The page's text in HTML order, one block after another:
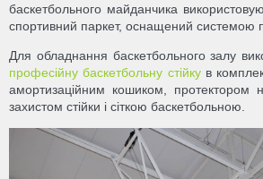
баскетбольного майданчика
спортивний паркет, оснащений системою
Для обладнання баскетбольного залу
професійну баскетбольну стійкув
амортизаційним кошиком, протектором
захистом стійки і сіткою баскетбольною.